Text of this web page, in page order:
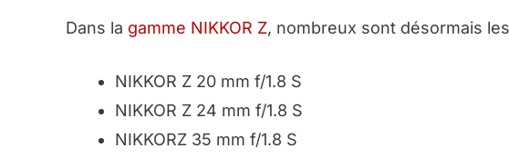
Dans la gamme NIKKOR Z, nombreux sont désormais
NIKKOR Z 20 mm f/1.8 S
NIKKOR Z 24 mm f/1.8 S
NIKKORZ 35 mm f/1.8 S